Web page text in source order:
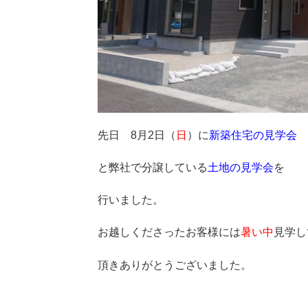
先日 8月2日（ 日 ）に新築住宅の見学会
と弊社で分譲している土地の見学会を
行いました。
お越しくださったお客様には暑い中 見学
頂きありがとうございました。